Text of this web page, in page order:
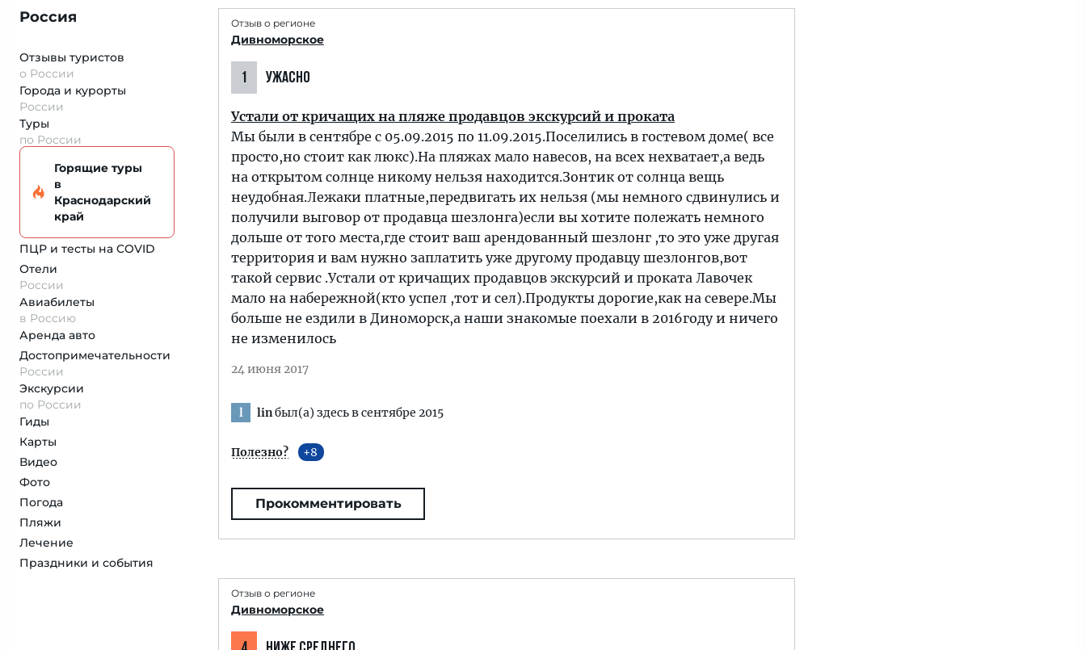
Россия
Отзывы туристов
о России
Города и курорты
России
Туры
по России
Горящие туры
в
Краснодарский
край
ПЦР и тесты на COVID
Отели
России
Авиабилеты
в Россию
Аренда авто
Достопримеча­тельности
России
Экскурсии
по России
Гиды
Карты
Видео
Фото
Погода
Пляжи
Лечение
Праздники и события
Отзыв о регионе
Дивноморское
1 УЖАСНО
Устали от кричащих на пляже продавцов экскурсий и проката
Мы были в сентябре с 05.09.2015 по 11.09.2015.Поселились в гостевом доме( все
просто,но стоит как люкс).На пляжах мало навесов, на всех нехватает,а ведь
на открытом солнце никому нельзя находится.Зонтик от солнца вещь
неудобная.Лежаки платные,передвигать их нельзя (мы немного сдвинулись и
получили выговор от продавца шезлонга)если вы хотите полежать немного
дольше от того места,где стоит ваш арендованный шезлонг ,то это уже другая
территория и вам нужно заплатить уже другому продавцу шезлонгов,вот
такой сервис .Устали от кричащих продавцов экскурсий и проката Лавочек
мало на набережной(кто успел ,тот и сел).Продукты дорогие,как на севере.Мы
больше не ездили в Диноморск,а наши знакомые поехали в 2016году и ничего
не изменилось
24 июня 2017
l linбыл(а) здесь в сентябре 2015
Полезно? 8
Прокомментировать
Отзыв о регионе
Дивноморское